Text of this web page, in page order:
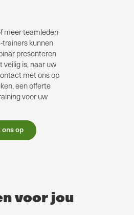
meer teamleden
trainers kunnen
presenteren
veilig is, naar uw
met ons op
een offerte
voor uw
op
voor jou